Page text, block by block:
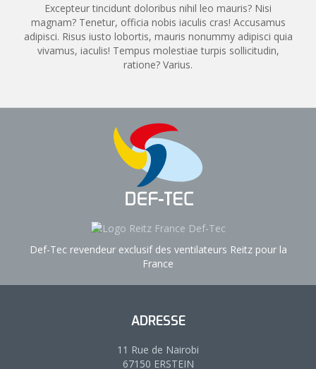
Excepteur tincidunt doloribus nihil leo mauris? Nisi
magnam? Tenetur, officia nobis iaculis cras! Accusamus
adipisci. Risus iusto lobortis, mauris nonummy adipisci quia
vivamus, iaculis! Tempus molestiae turpis sollicitudin,
ratione? Varius.
Def-Tec revendeur exclusif des ventilateurs Reitz pour la
France
ADRESSE
11 Rue de Nairobi
67150 ERSTEIN